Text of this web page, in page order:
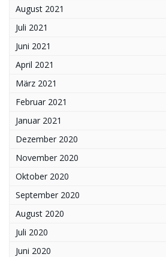
August 2021
Juli 2021
Juni 2021
April 2021
März 2021
Februar 2021
Januar 2021
Dezember 2020
November 2020
Oktober 2020
September 2020
August 2020
Juli 2020
Juni 2020